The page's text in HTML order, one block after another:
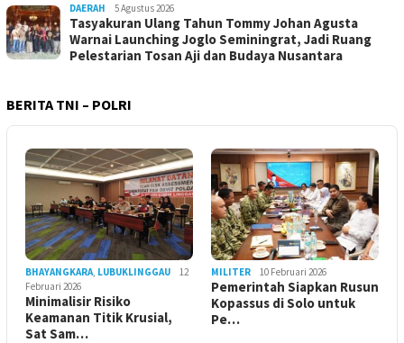
DAERAH 5 Agustus 2026
Tasyakuran Ulang Tahun Tommy Johan Agusta
Warnai Launching Joglo Seminingrat, Jadi Ruang
Pelestarian Tosan Aji dan Budaya Nusantara
BERITA TNI – POLRI
BHAYANGKARA LUBUKLINGGAU
12
Februari 2026
Minimalisir Risiko
Keamanan Titik Krusial,
Sat Sam…
MILITER 10 Februari 2026
Pemerintah Siapkan Rusun
Kopassus di Solo untuk
Pe…